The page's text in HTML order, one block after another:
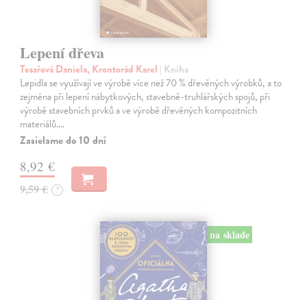
Lepení dřeva
Tesařová Daniela, Krontorád Karel | Kniha
Lepidla se využívají ve výrobě více než 70 % dřevěných výrobků, a to
zejména při lepení nábytkových, stavebně-truhlářských spojů, při
výrobě stavebních prvků a ve výrobě dřevěných kompozitních
materiálů.…
Zasielame do 10 dní
8,92 €
9,59 € ?
na sklade